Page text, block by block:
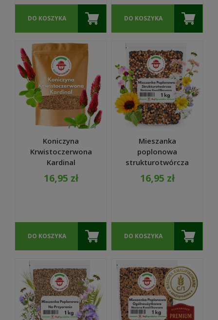
DO KOSZYKA DO KOSZYKA
Koniczyna
Krwistoczerwona
Kardinal
inkarnatka
MIODODAJNA
16,95 zł
DO KOSZYKA
Mieszanka
poplonowa
strukturotwórcza
MP-5 nasiona 1kg
16,95 zł
DO KOSZYKA